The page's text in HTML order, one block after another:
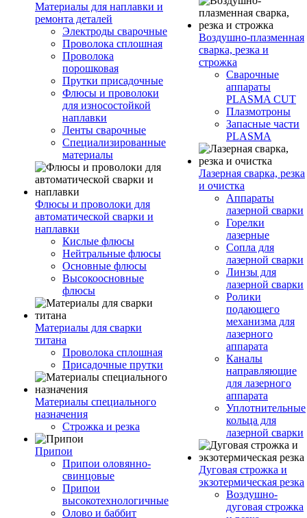
Материалы для наплавки и
ремонта деталей
Электроды сварочные
Проволока сплошная
Проволока
порошковая
Прутки присадочные
Флюсы и проволоки
для износостойкой
наплавки
Ленты сварочные
Специализированные
материалы
Флюсы и проволоки для
автоматической сварки и
наплавки
Кислые флюсы
Нейтральные флюсы
Основные флюсы
Высокоосновные
флюсы
Материалы для сварки
титана
Проволока сплошная
Присадочные прутки
Материалы специального
назначения
Строжка и резка
Припои
Припои оловянно-
свинцовые
Припои
высокотехнологичные
Олово и баббит
Воздушно-плазменная
сварка, резка и
строжка
Сварочные
аппараты
PLASMA CUT
Плазмотроны
Запасные части
PLASMA
Лазерная сварка, резка
и очистка
Аппараты
лазерной сварки
Горелки
лазерные
Сопла для
лазерной сварки
Линзы для
лазерной сварки
Ролики
подающего
механизма для
лазерного
аппарата
Каналы
направляющие
для лазерного
аппарата
Уплотнительные
кольца для
лазерной сварки
Дуговая строжка и
экзотермическая резка
Воздушно-
дуговая строжка